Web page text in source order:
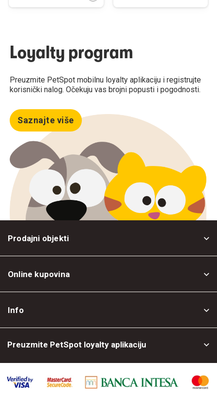
Loyalty program
Preuzmite PetSpot mobilnu loyalty aplikaciju i registrujte
korisnički nalog. Očekuju vas brojni popusti i pogodnosti.
Saznajte više
Prodajni objekti
Online kupovina
Info
Preuzmite PetSpot loyalty aplikaciju